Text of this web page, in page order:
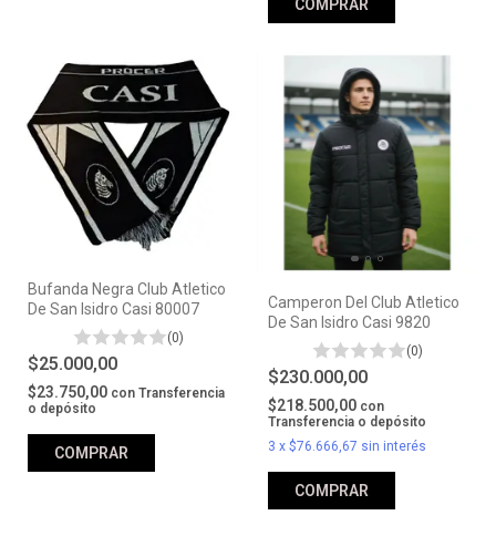
COMPRAR
Bufanda Negra Club Atletico
De San Isidro Casi 80007
(0)
$25.000,00
$23.750,00 con Transferencia
o depósito
COMPRAR
Camperon Del Club Atletico
De San Isidro Casi 9820
(0)
$230.000,00
$218.500,00 con
Transferencia o depósito
3 x $76.666,67 sin interés
COMPRAR